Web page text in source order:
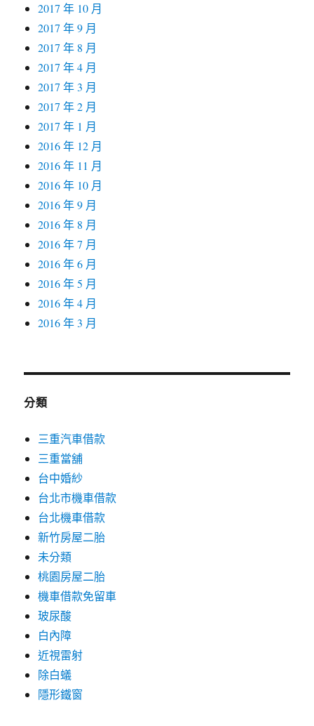
2017 年 10 月
2017 年 9 月
2017 年 8 月
2017 年 4 月
2017 年 3 月
2017 年 2 月
2017 年 1 月
2016 年 12 月
2016 年 11 月
2016 年 10 月
2016 年 9 月
2016 年 8 月
2016 年 7 月
2016 年 6 月
2016 年 5 月
2016 年 4 月
2016 年 3 月
分類
三重汽車借款
三重當舖
台中婚紗
台北市機車借款
台北機車借款
新竹房屋二胎
未分類
桃園房屋二胎
機車借款免留車
玻尿酸
白內障
近視雷射
除白蟻
隱形鐵窗